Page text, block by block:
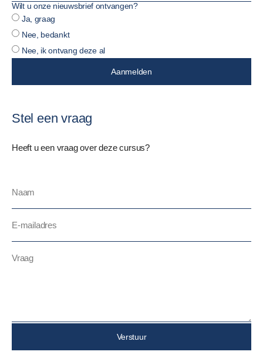
Wilt u onze nieuwsbrief ontvangen?
Ja, graag
Nee, bedankt
Nee, ik ontvang deze al
Aanmelden
Stel een vraag
Heeft u een vraag over deze cursus?
Verstuur